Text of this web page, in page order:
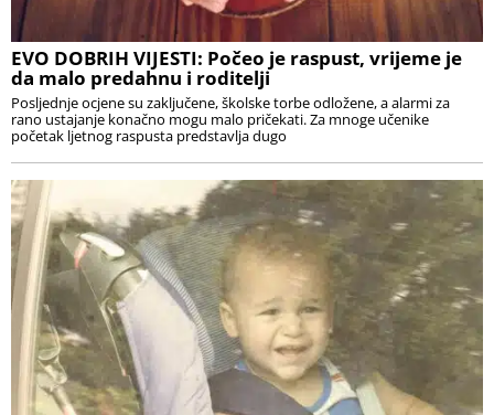
EVO DOBRIH VIJESTI: Počeo je raspust, vrijeme je
da malo predahnu i roditelji
Posljednje ocjene su zaključene, školske torbe odložene, a alarmi za
rano ustajanje konačno mogu malo pričekati. Za mnoge učenike
početak ljetnog raspusta predstavlja dugo